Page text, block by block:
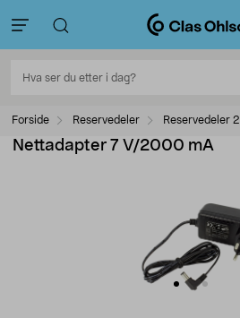
Forside Reservedeler Reservedeler 2
Nettadapter 7 V/2000 mA